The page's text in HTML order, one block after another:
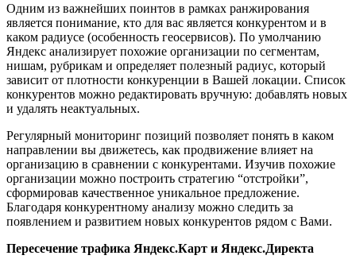
Одним из важнейших поинтов в рамках ранжирования
является понимание, кто для вас является конкурентом и в
каком радиусе (особенность геосервисов). По умолчанию
Яндекс анализирует похожие организации по сегментам,
нишам, рубрикам и определяет полезный радиус, который
зависит от плотности конкуренции в Вашей локации. Список
конкурентов можно редактировать вручную: добавлять новых
и удалять неактуальных.
Регулярный мониторинг позиций позволяет понять в каком
направлении вы движетесь, как продвижение влияет на
организацию в сравнении с конкурентами. Изучив похожие
организации можно построить стратегию “отстройки”,
сформировав качественное уникальное предложение.
Благодаря конкурентному анализу можно следить за
появлением и развитием новых конкурентов рядом с Вами.
Пересечение трафика Яндекс.Карт и Яндекс.Директа